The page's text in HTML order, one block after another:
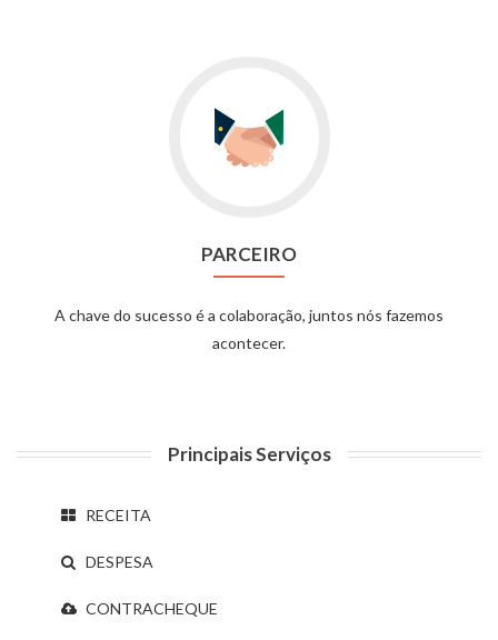
PARCEIRO
A chave do sucesso é a colaboração, juntos nós fazemos
acontecer.
Principais Serviços
RECEITA
DESPESA
CONTRACHEQUE